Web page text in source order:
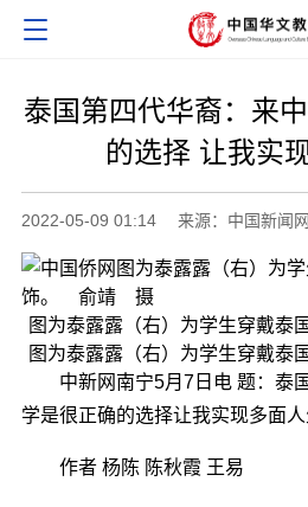
泰国第四代华裔：来
的选择 让我实
2022-05-09 01:14 来源：中国新闻网
图为泰露露（右）为学生穿戴
图为泰露露（右）为学生穿戴
中新网南宁5月7日电 题：泰
学是很正确的选择让我实现多面人
作者 杨陈 陈秋霞 王易